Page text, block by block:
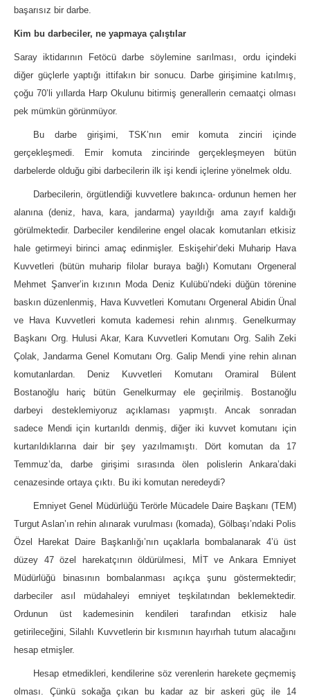
başarısız bir darbe.
Kim bu darbeciler, ne yapmaya çalıştılar
Saray iktidarının Fetöcü darbe söylemine sarılması, ordu içindeki
diğer güçlerle yaptığı ittifakın bir sonucu. Darbe girişimine katılmış,
çoğu 70’li yıllarda Harp Okulunu bitirmiş generallerin cemaatçi olması
pek mümkün görünmüyor.
Bu darbe girişimi, TSK’nın emir komuta zinciri içinde
gerçekleşmedi. Emir komuta zincirinde gerçekleşmeyen bütün
darbelerde olduğu gibi darbecilerin ilk işi kendi içlerine yönelmek oldu.
Darbecilerin, örgütlendiği kuvvetlere bakınca- ordunun hemen her
alanına (deniz, hava, kara, jandarma) yayıldığı ama zayıf kaldığı
görülmektedir. Darbeciler kendilerine engel olacak komutanları etkisiz
hale getirmeyi birinci amaç edinmişler. Eskişehir’deki Muharip Hava
Kuvvetleri (bütün muharip filolar buraya bağlı) Komutanı Orgeneral
Mehmet Şanver’in kızının Moda Deniz Kulübü’ndeki düğün törenine
baskın düzenlenmiş, Hava Kuvvetleri Komutanı Orgeneral Abidin Ünal
ve Hava Kuvvetleri komuta kademesi rehin alınmış. Genelkurmay
Başkanı Org. Hulusi Akar, Kara Kuvvetleri Komutanı Org. Salih Zeki
Çolak, Jandarma Genel Komutanı Org. Galip Mendi yine rehin alınan
komutanlardan. Deniz Kuvvetleri Komutanı Oramiral Bülent
Bostanoğlu hariç bütün Genelkurmay ele geçirilmiş. Bostanoğlu
darbeyi desteklemiyoruz açıklaması yapmıştı. Ancak sonradan
sadece Mendi için kurtarıldı denmiş, diğer iki kuvvet komutanı için
kurtarıldıklarına dair bir şey yazılmamıştı. Dört komutan da 17
Temmuz’da, darbe girişimi sırasında ölen polislerin Ankara’daki
cenazesinde ortaya çıktı. Bu iki komutan neredeydi?
Emniyet Genel Müdürlüğü Terörle Mücadele Daire Başkanı (TEM)
Turgut Aslan’ın rehin alınarak vurulması (komada), Gölbaşı’ndaki Polis
Özel Harekat Daire Başkanlığı’nın uçaklarla bombalanarak 4’ü üst
düzey 47 özel harekatçının öldürülmesi, MİT ve Ankara Emniyet
Müdürlüğü binasının bombalanması açıkça şunu göstermektedir;
darbeciler asıl müdahaleyi emniyet teşkilatından beklemektedir.
Ordunun üst kademesinin kendileri tarafından etkisiz hale
getirileceğini, Silahlı Kuvvetlerin bir kısmının hayırhah tutum alacağını
hesap etmişler.
Hesap etmedikleri, kendilerine söz verenlerin harekete geçmemiş
olması. Çünkü sokağa çıkan bu kadar az bir askeri güç ile 14